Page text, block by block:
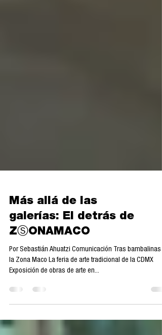
Más allá de las
galerías: El detrás de
ZⓈONAMACO
la Zona Maco La feria de arte tradicional de la CDMX
Exposición de obras de arte en...